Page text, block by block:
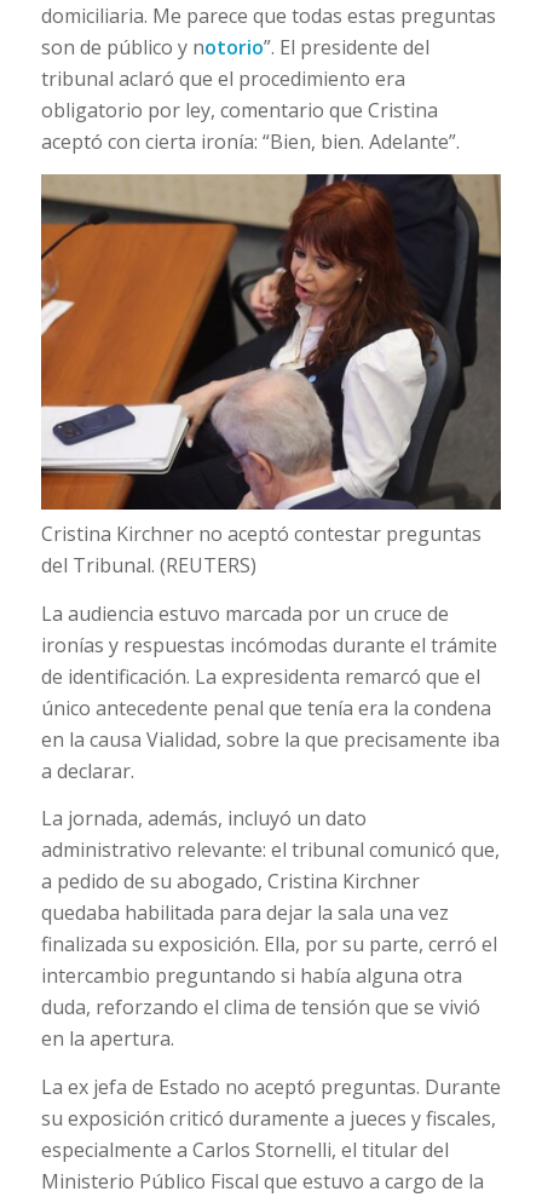
domiciliaria. Me parece que todas estas preguntas
son de público y notorio”. El presidente del
tribunal aclaró que el procedimiento era
obligatorio por ley, comentario que Cristina
aceptó con cierta ironía: “Bien, bien. Adelante”.
Cristina Kirchner no aceptó contestar preguntas
del Tribunal. (REUTERS)
La audiencia estuvo marcada por un cruce de
ironías y respuestas incómodas durante el trámite
de identificación. La expresidenta remarcó que el
único antecedente penal que tenía era la condena
en la causa Vialidad, sobre la que precisamente iba
a declarar.
La jornada, además, incluyó un dato
administrativo relevante: el tribunal comunicó que,
a pedido de su abogado, Cristina Kirchner
quedaba habilitada para dejar la sala una vez
finalizada su exposición. Ella, por su parte, cerró el
intercambio preguntando si había alguna otra
duda, reforzando el clima de tensión que se vivió
en la apertura.
La ex jefa de Estado no aceptó preguntas. Durante
su exposición criticó duramente a jueces y fiscales,
especialmente a Carlos Stornelli, el titular del
Ministerio Público Fiscal que estuvo a cargo de la